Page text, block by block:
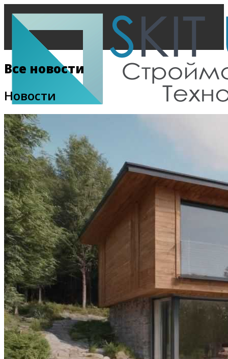
Главная
Все новости
Видео
Все новости
Новости